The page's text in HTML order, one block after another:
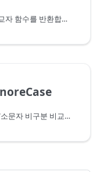
서수 규칙을 사용하여 값을 비교하는 비교자 함수를 반환합니다.
서수 규칙을 사용하여 값을 비교하는 대/소문자 비구분 비교자 함수를 반환합니다.